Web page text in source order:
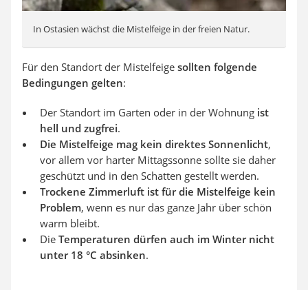
In Ostasien wächst die Mistelfeige in der freien Natur.
Für den Standort der Mistelfeige sollten folgende
Bedingungen gelten:
Der Standort im Garten oder in der Wohnung ist
hell und zugfrei.
Die Mistelfeige mag kein direktes Sonnenlicht,
vor allem vor harter Mittagssonne sollte sie daher
geschützt und in den Schatten gestellt werden.
Trockene Zimmerluft ist für die Mistelfeige kein
Problem, wenn es nur das ganze Jahr über schön
warm bleibt.
Die Temperaturen dürfen auch im Winter nicht
unter 18 °C absinken.